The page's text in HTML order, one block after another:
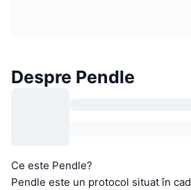
Despre Pendle
Ce este Pendle?
Pendle este un protocol situat în